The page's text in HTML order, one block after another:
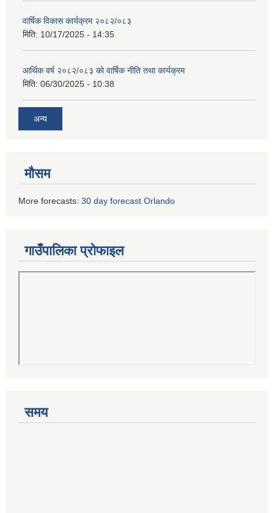
वार्षिक विकास कार्यक्रम २०८२/०८३
मिति: 10/17/2025 - 14:35
आर्थिक वर्ष २०८२/०८३ को वार्षिक नीति तथा कार्यक्रम
मिति: 06/30/2025 - 10:38
अन्य
मौसम
More forecasts: 30 day forecast Orlando
गाउँपालिका प्रोफाइल
समय